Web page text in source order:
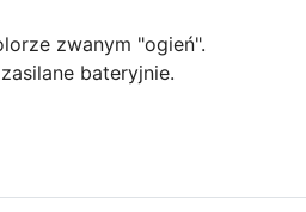
zwanym "ogień".
bateryjnie.